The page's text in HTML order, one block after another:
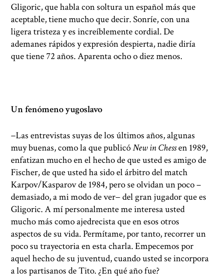
Gligoric, que habla con soltura un español más que
aceptable, tiene mucho que decir. Sonríe, con una
ligera tristeza y es increíblemente cordial. De
ademanes rápidos y expresión despierta, nadie diría
que tiene 72 años. Aparenta ocho o diez menos.
Un fenómeno yugoslavo
−Las entrevistas suyas de los últimos años, algunas
muy buenas, como la que publicóNew in Chessen 1989,
enfatizan mucho en el hecho de que usted es amigo de
Fischer, de que usted ha sido el árbitro del match
Karpov/Kasparov de 1984, pero se olvidan un poco –
demasiado, a mi modo de ver− del gran jugador que es
Gligoric. A mí personalmente me interesa usted
mucho más como ajedrecista que en esos otros
aspectos de su vida. Permítame, por tanto, recorrer un
poco su trayectoria en esta charla. Empecemos por
aquel hecho de su juventud, cuando usted se incorpora
a los partisanos de Tito. ¿En qué año fue?